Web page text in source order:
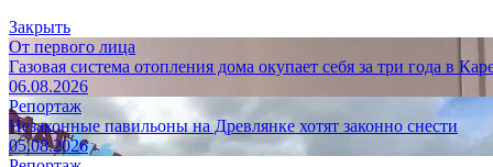
Закрыть
От первого лица
Газовая система отопления дома окупает себя за три года в
06.08.2026
Репортаж
Незаконные павильоны на Древлянке хотят законно снести
05.08.2026